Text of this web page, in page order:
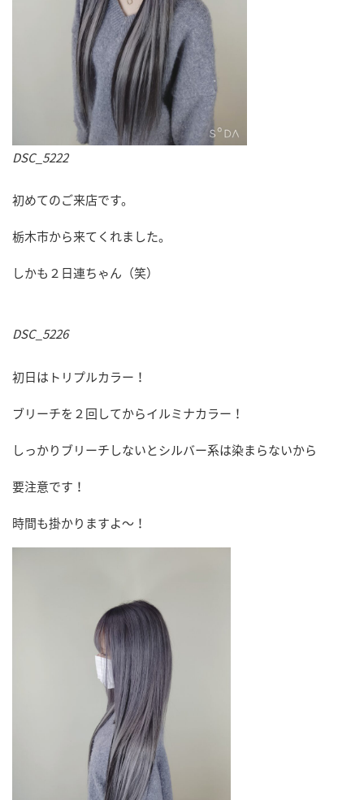
DSC_5222
初めてのご来店です。
栃木市から来てくれました。
しかも２日連ちゃん（笑）
DSC_5226
初日はトリプルカラー！
ブリーチを２回してからイルミナカラー！
しっかりブリーチしないとシルバー系は染まらないから
要注意です！
時間も掛かりますよ～！